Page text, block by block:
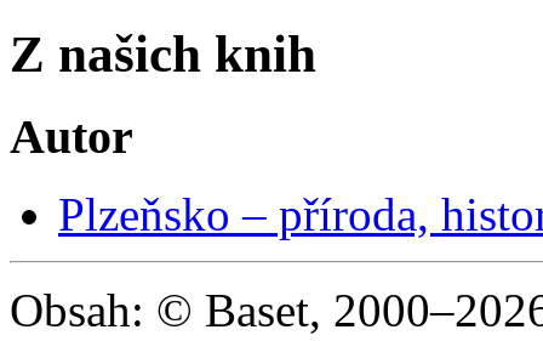
Z našich knih
Autor
Plzeňsko – příroda,
Obsah: © Baset,